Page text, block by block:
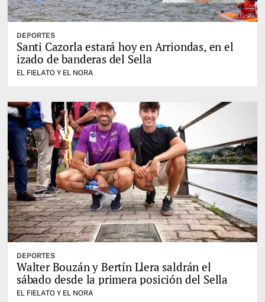
DEPORTES
Santi Cazorla estará hoy en Arriondas, en el
izado de banderas del Sella
EL FIELATO Y EL NORA
DEPORTES
Walter Bouzán y Bertín Llera saldrán el
sábado desde la primera posición del Sella
EL FIELATO Y EL NORA